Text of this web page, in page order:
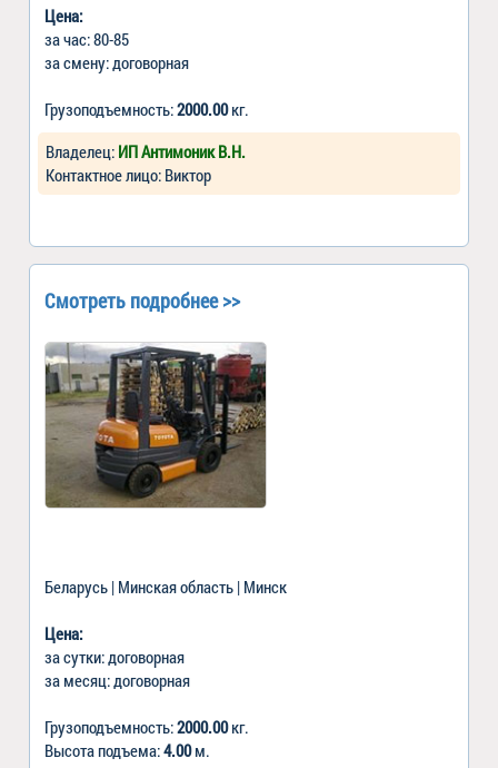
Цена:
за час: 80-85
за смену: договорная
Грузоподъемность:2000.00кг.
Владелец: ИП Антимоник В.Н.
Контактное лицо: Виктор
Смотреть подробнее >>
Беларусь | Минская область | Минск
Цена:
за сутки: договорная
за месяц: договорная
Грузоподъемность:2000.00кг.
Высота подъема:4.00м.